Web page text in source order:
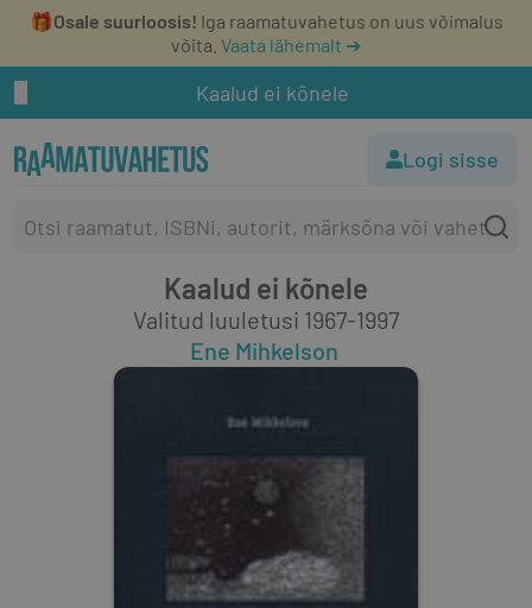
🎁Osale suurloosis! Iga raamatuvahetus on uus võimalus
võita. Vaata lähemalt ➔
Kaalud ei kõnele
Logi sisse
Kaalud ei kõnele
Valitud luuletusi 1967-1997
Ene Mihkelson